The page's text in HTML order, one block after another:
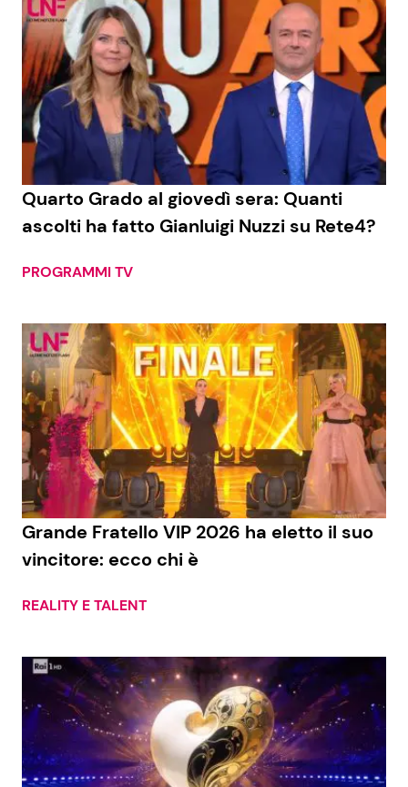
Quarto Grado al giovedì sera: Quanti
ascolti ha fatto Gianluigi Nuzzi su Rete4?
PROGRAMMI TV
Grande Fratello VIP 2026 ha eletto il suo
vincitore: ecco chi è
REALITY E TALENT